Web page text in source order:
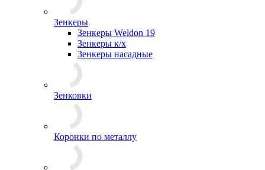
Зенкеры
Зенкеры Weldon 19
Зенкеры к/х
Зенкеры насадные
Зенковки
Коронки по металлу